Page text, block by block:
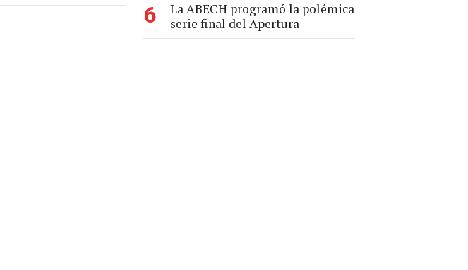
6
La ABECH programó la polémica
serie final del Apertura